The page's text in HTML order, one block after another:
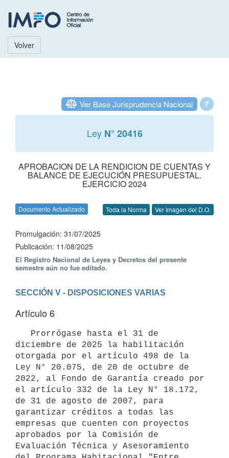
Volver
?
Ver Base Jurisprudencia Nacional
Ley N° 20416
APROBACION DE LA RENDICION DE CUENTAS Y
BALANCE DE EJECUCIÓN PRESUPUESTAL.
EJERCICIO 2024
Documento Actualizado Toda la Norma Ver Imagen del D.O.
Promulgación: 31/07/2025
Publicación: 11/08/2025
El Registro Nacional de Leyes y Decretos del presente
semestre aún no fue editado.
SECCIÓN V - DISPOSICIONES VARIAS
Artículo 6
diciembre de 2025 la habilitación
otorgada por el artículo 498 de la
Ley N° 20.075, de 20 de octubre de
2022, al Fondo de Garantía creado por
el artículo 332 de la Ley N° 18.172,
de 31 de agosto de 2007, para
garantizar créditos a todas las
empresas que cuenten con proyectos
aprobados por la Comisión de
Evaluación Técnica y Asesoramiento